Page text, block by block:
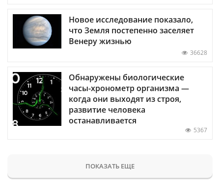
Новое исследование показало,
что Земля постепенно заселяет
Венеру жизнью
36628
Обнаружены биологические
часы-хронометр организма —
когда они выходят из строя,
развитие человека
останавливается
5367
ПОКАЗАТЬ ЕЩЕ